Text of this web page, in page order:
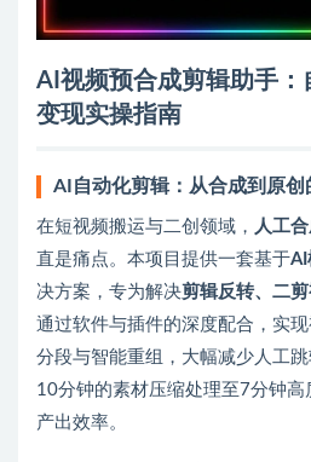
AI视频预合成剪辑助手：
变现实操指南
AI自动化剪辑：从合成到原创
在短视频搬运与二创领域， 人工
直是痛点。本项目提供一套基于AI
决方案，专为解决剪辑反转、二
通过软件与插件的深度配合，实现
分段与智能重组，大幅减少人工
10分钟的素材压缩处理至7分钟
产出效率。